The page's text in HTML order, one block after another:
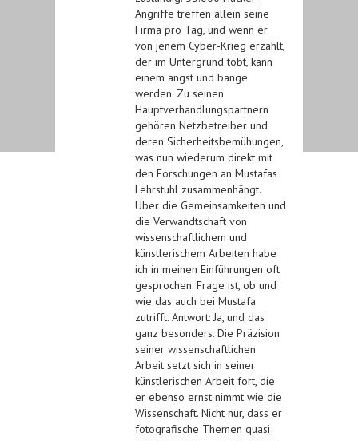
Angriffe treffen allein seine
Firma pro Tag, und wenn er
von jenem Cyber-Krieg erzählt,
der im Untergrund tobt, kann
einem angst und bange
werden. Zu seinen
Hauptverhandlungspartnern
gehören Netzbetreiber und
deren Sicherheitsbemühungen,
was nun wiederum direkt mit
den Forschungen an Mustafas
Lehrstuhl zusammenhängt.
Über die Gemeinsamkeiten und
die Verwandtschaft von
wissenschaftlichem und
künstlerischem Arbeiten habe
ich in meinen Einführungen oft
gesprochen. Frage ist, ob und
wie das auch bei Mustafa
zutrifft. Antwort: Ja, und das
ganz besonders. Die Präzision
seiner wissenschaftlichen
Arbeit setzt sich in seiner
künstlerischen Arbeit fort, die
er ebenso ernst nimmt wie die
Wissenschaft. Nicht nur, dass er
fotografische Themen quasi